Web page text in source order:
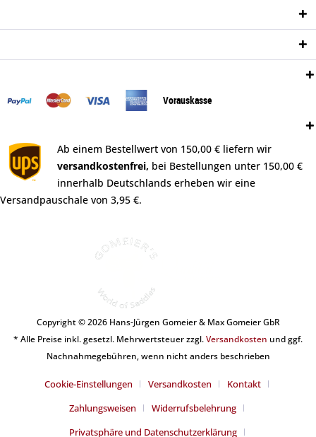
Vorauskasse
Ab einem Bestellwert von 150,00 € liefern wir
versandkostenfrei, bei Bestellungen unter 150,00 €
innerhalb Deutschlands erheben wir eine
Versandpauschale von 3,95 €.
Copyright © 2026 Hans-Jürgen Gomeier & Max Gomeier GbR
* Alle Preise inkl. gesetzl. Mehrwertsteuer zzgl.Versandkosten und ggf.
Nachnahmegebühren, wenn nicht anders beschrieben
Cookie-Einstellungen Versandkosten
Kontakt
Zahlungsweisen
Widerrufsbelehrung
Privatsphäre und Datenschutzerklärung